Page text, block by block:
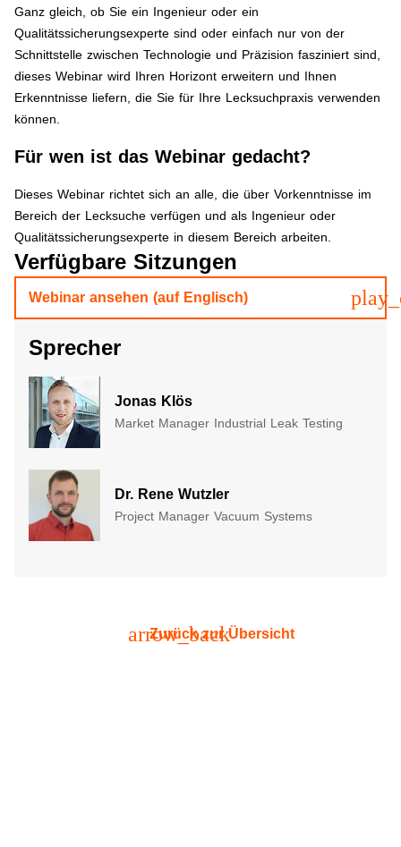
Ganz gleich, ob Sie ein Ingenieur oder ein
Qualitätssicherungsexperte sind oder einfach nur von der
Schnittstelle zwischen Technologie und Präzision fasziniert sind,
dieses Webinar wird Ihren Horizont erweitern und Ihnen
Erkenntnisse liefern, die Sie für Ihre Lecksuchpraxis verwenden
können.
Für wen ist das Webinar gedacht?
​Dieses Webinar richtet sich an alle, die über Vorkenntnisse im
Bereich der Lecksuche verfügen und als Ingenieur oder
Qualitätssicherungsexperte in diesem Bereich arbeiten.
Verfügbare Sitzungen
Webinar ansehen (auf Englisch)
Sprecher
Jonas Klös
Market Manager Industrial Leak Testing
Dr. Rene Wutzler
Project Manager Vacuum Systems​
Zurück zur Übersicht
arrow_back